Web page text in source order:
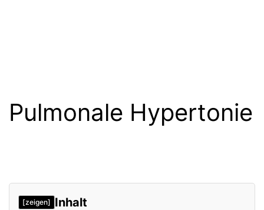
Pulmonale Hypertonie
[zeigen] Inhalt